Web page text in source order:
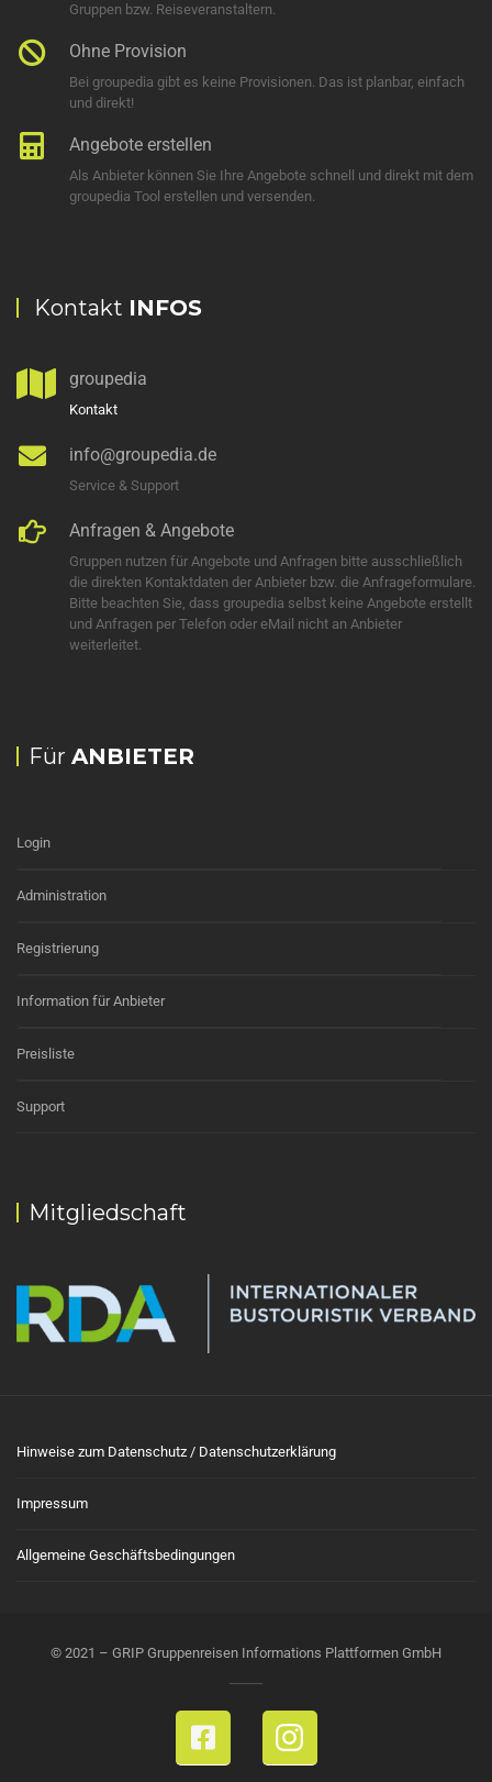
Gruppen bzw. Reiseveranstaltern.
Ohne Provision
Bei groupedia gibt es keine Provisionen. Das ist planbar, einfach
und direkt!
Angebote erstellen
Als Anbieter können Sie Ihre Angebote schnell und direkt mit dem
groupedia Tool erstellen und versenden.
Kontakt INFOS
groupedia
Kontakt
info@groupedia.de
Service & Support
Anfragen & Angebote
Gruppen nutzen für Angebote und Anfragen bitte ausschließlich
die direkten Kontaktdaten der Anbieter bzw. die Anfrageformulare.
Bitte beachten Sie, dass groupedia selbst keine Angebote erstellt
und Anfragen per Telefon oder eMail nicht an Anbieter
weiterleitet.
Für ANBIETER
Login
Administration
Registrierung
Information für Anbieter
Preisliste
Support
Mitgliedschaft
Hinweise zum Datenschutz / Datenschutzerklärung
Impressum
Allgemeine Geschäftsbedingungen
© 2021 – GRIP Gruppenreisen Informations Plattformen GmbH